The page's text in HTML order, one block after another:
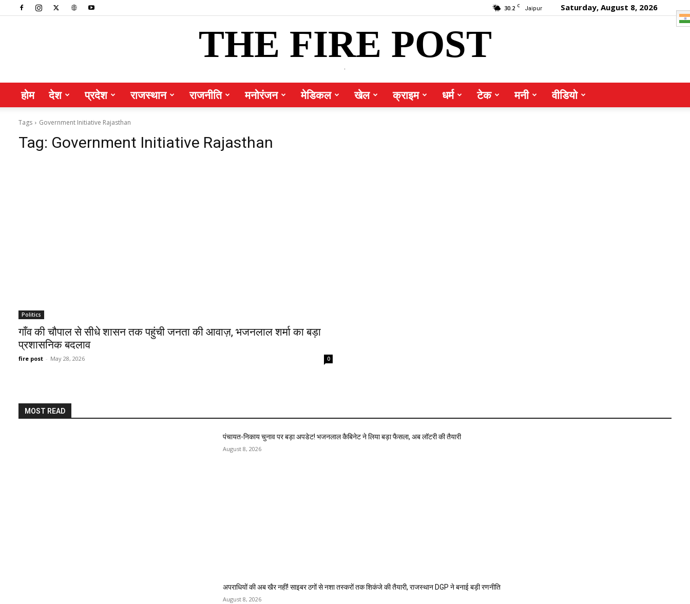
30.2 C Jaipur Saturday, August 8, 2026
THE FIRE POST
होम देश प्रदेश राजस्थान राजनीति मनोरंजन मेडिकल खेल क्राइम धर्म टेक मनी वीडियो
Tags Government Initiative Rajasthan
Tag: Government Initiative Rajasthan
Politics
गाँव की चौपाल से सीधे शासन तक पहुंची जनता की आवाज़, भजनलाल शर्मा का बड़ा
प्रशासनिक बदलाव
fire post - May 28, 2026 0
MOST READ
पंचायत-निकाय चुनाव पर बड़ा अपडेट! भजनलाल कैबिनेट ने लिया बड़ा फैसला, अब लॉटरी की तैयारी
August 8, 2026
अपराधियों की अब खैर नहीं! साइबर ठगों से नशा तस्करों तक शिकंजे की तैयारी, राजस्थान DGP ने बनाई बड़ी रणनीति
August 8, 2026